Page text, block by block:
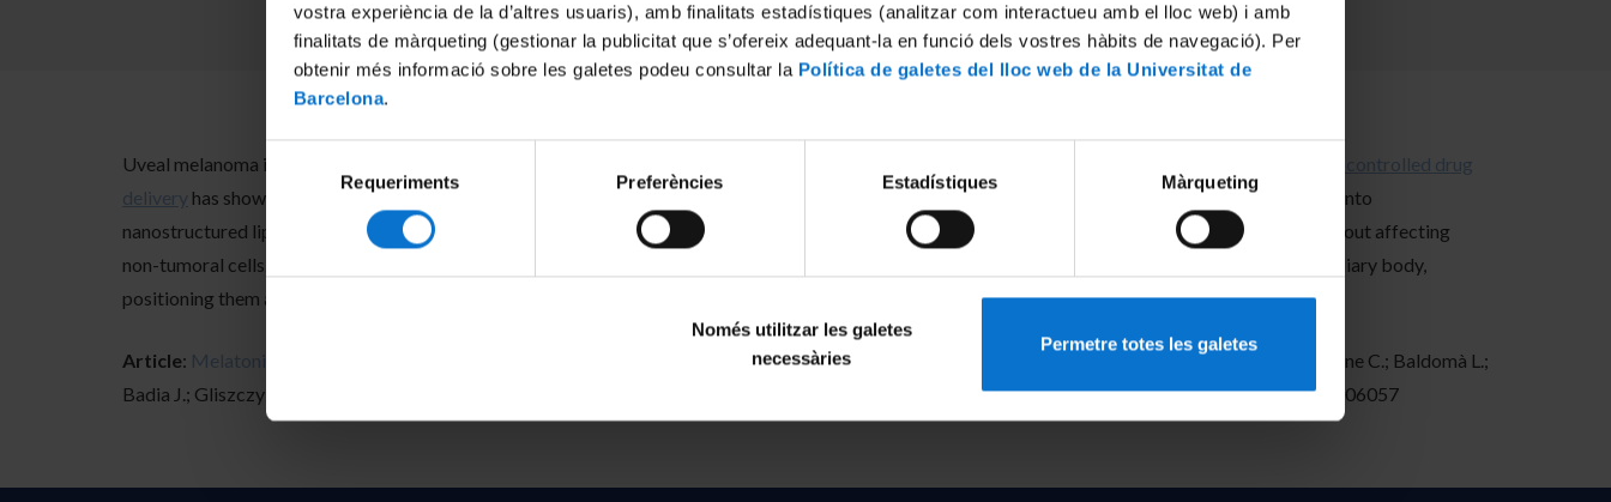
vostra experiència de la d’altres usuaris), amb finalitats estadístiques (analitzar com interactueu amb el lloc web) i amb
finalitats de màrqueting (gestionar la publicitat que s’ofereix adequant-la en funció dels vostres hàbits de navegació). Per
obtenir més informació sobre les galetes podeu consultar la Política de galetes del lloc web de la Universitat de
Barcelona.
Selecció
consentiment
Requeriments Preferències Estadístiques Màrqueting
Només utilitzar les galetes
necessàries
Permetre totes les galetes
Uveal melanoma is a highly aggressive intraocular tumour without effective therapeutic options. Now, a study lead by the
Nanostructured systems for controlled drug
delivery has shown the potential activity of Melatonin (MEL), a ubiquitously expressed endogenous molecule with oncostatic properties, when loaded into
nanostructured lipid carriers (NLC). MEL-NLC displayed anti-inflammatory properties in vivo and cytotoxic potential in a uveal melanoma cell line without affecting
non-tumoral cells. Preliminary biodistribution results also suggested their ability to reach the posterior segment of the eye, mainly the retina and the ciliary body,
positioning them as a promising strategy for uveal melanoma treatment.
Article: Melatonin loaded nanostructured lipid carriers for the treatment of uveal melanoma
. Bonilla-Vidal L.; Espina M.; García M.L.; Cimino C.; Carbone C.; Baldomà L.;
Badia J.; Gliszczyńska A.; Souto E.B.; Sánchez-López E. Journal of Drug Delivery Science and Technology, Volume 100, October 2024, Article number 106057